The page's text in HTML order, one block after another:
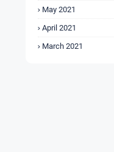
May 2021
April 2021
March 2021